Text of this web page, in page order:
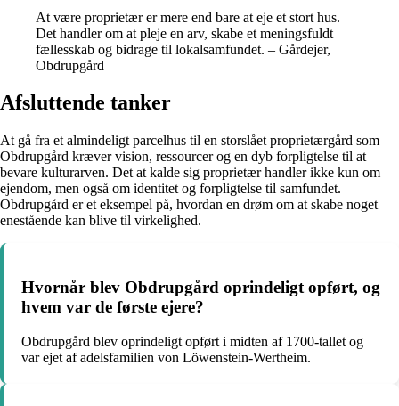
At være proprietær er mere end bare at eje et stort hus.
Det handler om at pleje en arv, skabe et meningsfuldt
fællesskab og bidrage til lokalsamfundet. – Gårdejer,
Obdrupgård
Afsluttende tanker
At gå fra et almindeligt parcelhus til en storslået proprietærgård som
Obdrupgård kræver vision, ressourcer og en dyb forpligtelse til at
bevare kulturarven. Det at kalde sig proprietær handler ikke kun om
ejendom, men også om identitet og forpligtelse til samfundet.
Obdrupgård er et eksempel på, hvordan en drøm om at skabe noget
enestående kan blive til virkelighed.
Hvornår blev Obdrupgård oprindeligt opført, og
hvem var de første ejere?
Obdrupgård blev oprindeligt opført i midten af 1700-tallet og
var ejet af adelsfamilien von Löwenstein-Wertheim.